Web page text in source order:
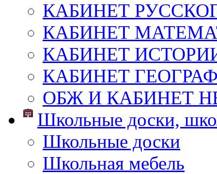
КАБИНЕТ
КАБИНЕТ
КАБИНЕТ
КАБИНЕТ
ОБЖ И КАБИНЕТ
Школьные доски,
Школьные доски
Школьная мебель